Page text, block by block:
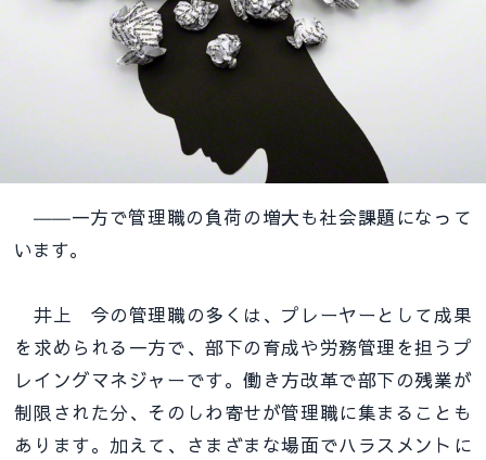
――一方で管理職の負荷の増大も社会課題になって
います。
井上 今の管理職の多くは、プレーヤーとして成果
を求められる一方で、部下の育成や労務管理を担うプ
レイングマネジャーです。働き方改革で部下の残業が
制限された分、そのしわ寄せが管理職に集まることも
あります。加えて、さまざまな場面でハラスメントに